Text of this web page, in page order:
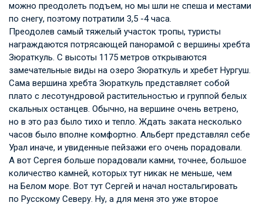
можно преодолеть подъем, но мы шли не спеша и местами
по снегу, поэтому потратили 3,5 -4 часа.
Преодолев самый тяжелый участок тропы, туристы
награждаются потрясающей панорамой с вершины хребта
Зюраткуль. С высоты 1175 метров открываются
замечательные виды на озеро Зюраткуль и хребет Нургуш.
Сама вершина хребта Зюраткуль представляет собой
плато с лесотундровой растительностью и группой белых
скальных останцев. Обычно, на вершине очень ветрено,
но в это раз было тихо и тепло. Ждать заката несколько
часов было вполне комфортно. Альберт представлял себе
Урал иначе, и увиденные пейзажи его очень порадовали.
А вот Сергея больше порадовали камни, точнее, большое
количество камней, которых тут никак не меньше, чем
на Белом море. Вот тут Сергей и начал ностальгировать
по Русскому Северу. Ну, а для меня это уже второе